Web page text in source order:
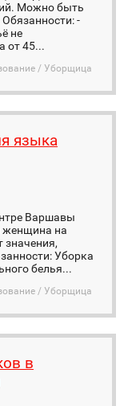
Можно быть
-
не
от 45...
/ Уборщица
языка
Варшавы
женщина на
значения,
Уборка
белья...
/ Уборщица
в